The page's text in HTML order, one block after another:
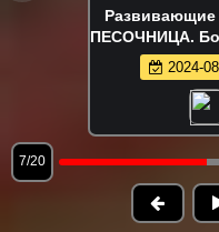
Ам Ням в
2024-08-
8/20